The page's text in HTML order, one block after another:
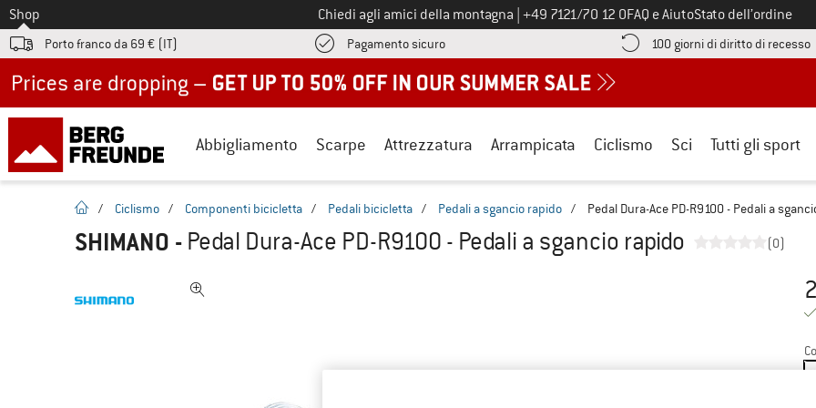
Allo
Shop Chiedi agli amici della montagna Chiamaci al numero
+49 7121/70 12 0FAQ e AiutoStato dell’ordine
Porto franco da 69 € (IT) Pagamento sicuroQui trovi le informazioni di pagamento! Si apre in una casella
100 giorni di diritto di recesso
Abbigliamento Scarpe Attrezzatura Arrampicata Ciclismo Sci Tutti gli sport
pagina iniziale
/ Ciclismo / Componenti bicicletta / Pedali bicicletta / Pedali a sgancio rapido / Pedal Dura-Ace PD-R9100 - Pedali a
SHIMANO - Pedal Dura-Ace PD-R9100 - Pedali a sgancio rapido (0)